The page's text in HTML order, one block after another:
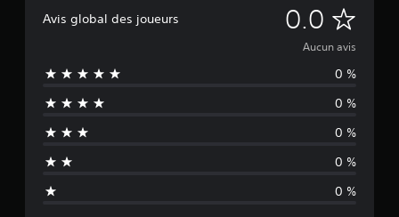
Avis global des joueurs 0.0 A
u
c
u
a
Aucun avis
0 %
0 %
0 %
0 %
0 %